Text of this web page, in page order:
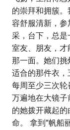
的崇拜和拥簇
容舒服清新，参
采，台下，总是
室友、朋友，
那一面。她们
适合的那件衣，
每周至少三次
万遍地在大镜
的她拨开藏起
命。 拿到“帆船